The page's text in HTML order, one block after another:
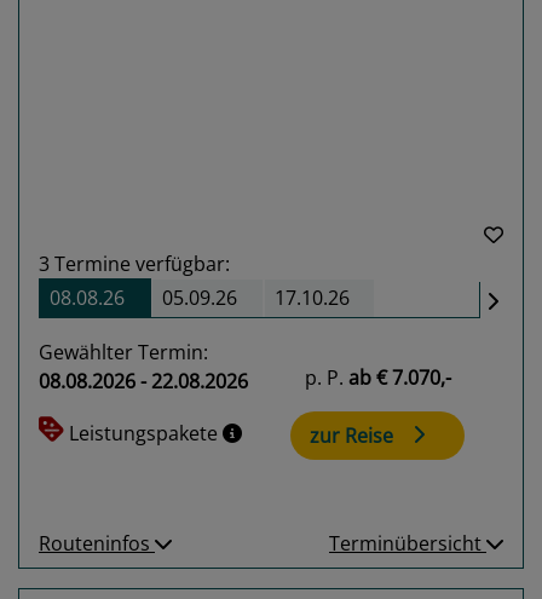
3 Termine verfügbar:
08.08.26
05.09.26 17.10.26
Gewählter Termin:
08.08.2026 - 22.08.2026
Leistungspakete
p. P. ab€ 7.070,-
zur Reise
Routeninfos Terminübersicht